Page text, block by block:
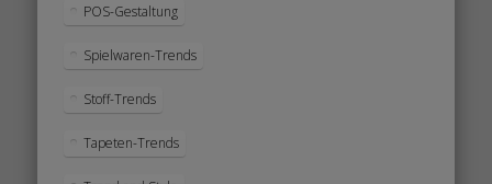
POS-Gestaltung
Spielwaren-Trends
Stoff-Trends
Tapeten-Trends